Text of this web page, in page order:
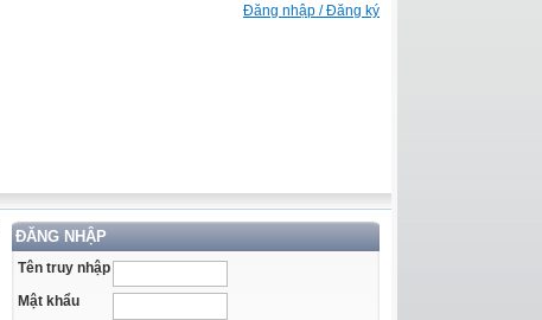
Đăng nhập / Đăng ký
ĐĂNG NHẬP
Tên truy nhập
Mật khẩu